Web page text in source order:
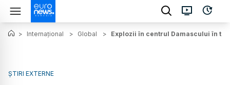
> Internațional > Global > Explozii în centrul Damascului în
ȘTIRI EXTERNE